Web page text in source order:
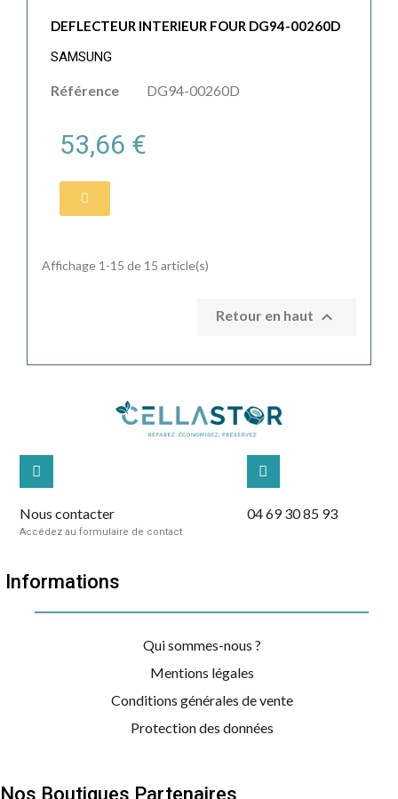
DEFLECTEUR INTERIEUR FOUR DG94-00260D
SAMSUNG
Référence DG94-00260D
53,66 €
Affichage 1-15 de 15 article(s)
Retour en haut 
Nous contacter
Accédez au formulaire de contact
04 69 30 85 93
Informations
Qui sommes-nous ?
Mentions légales
Conditions générales de vente
Protection des données
Nos Boutiques Partenaires